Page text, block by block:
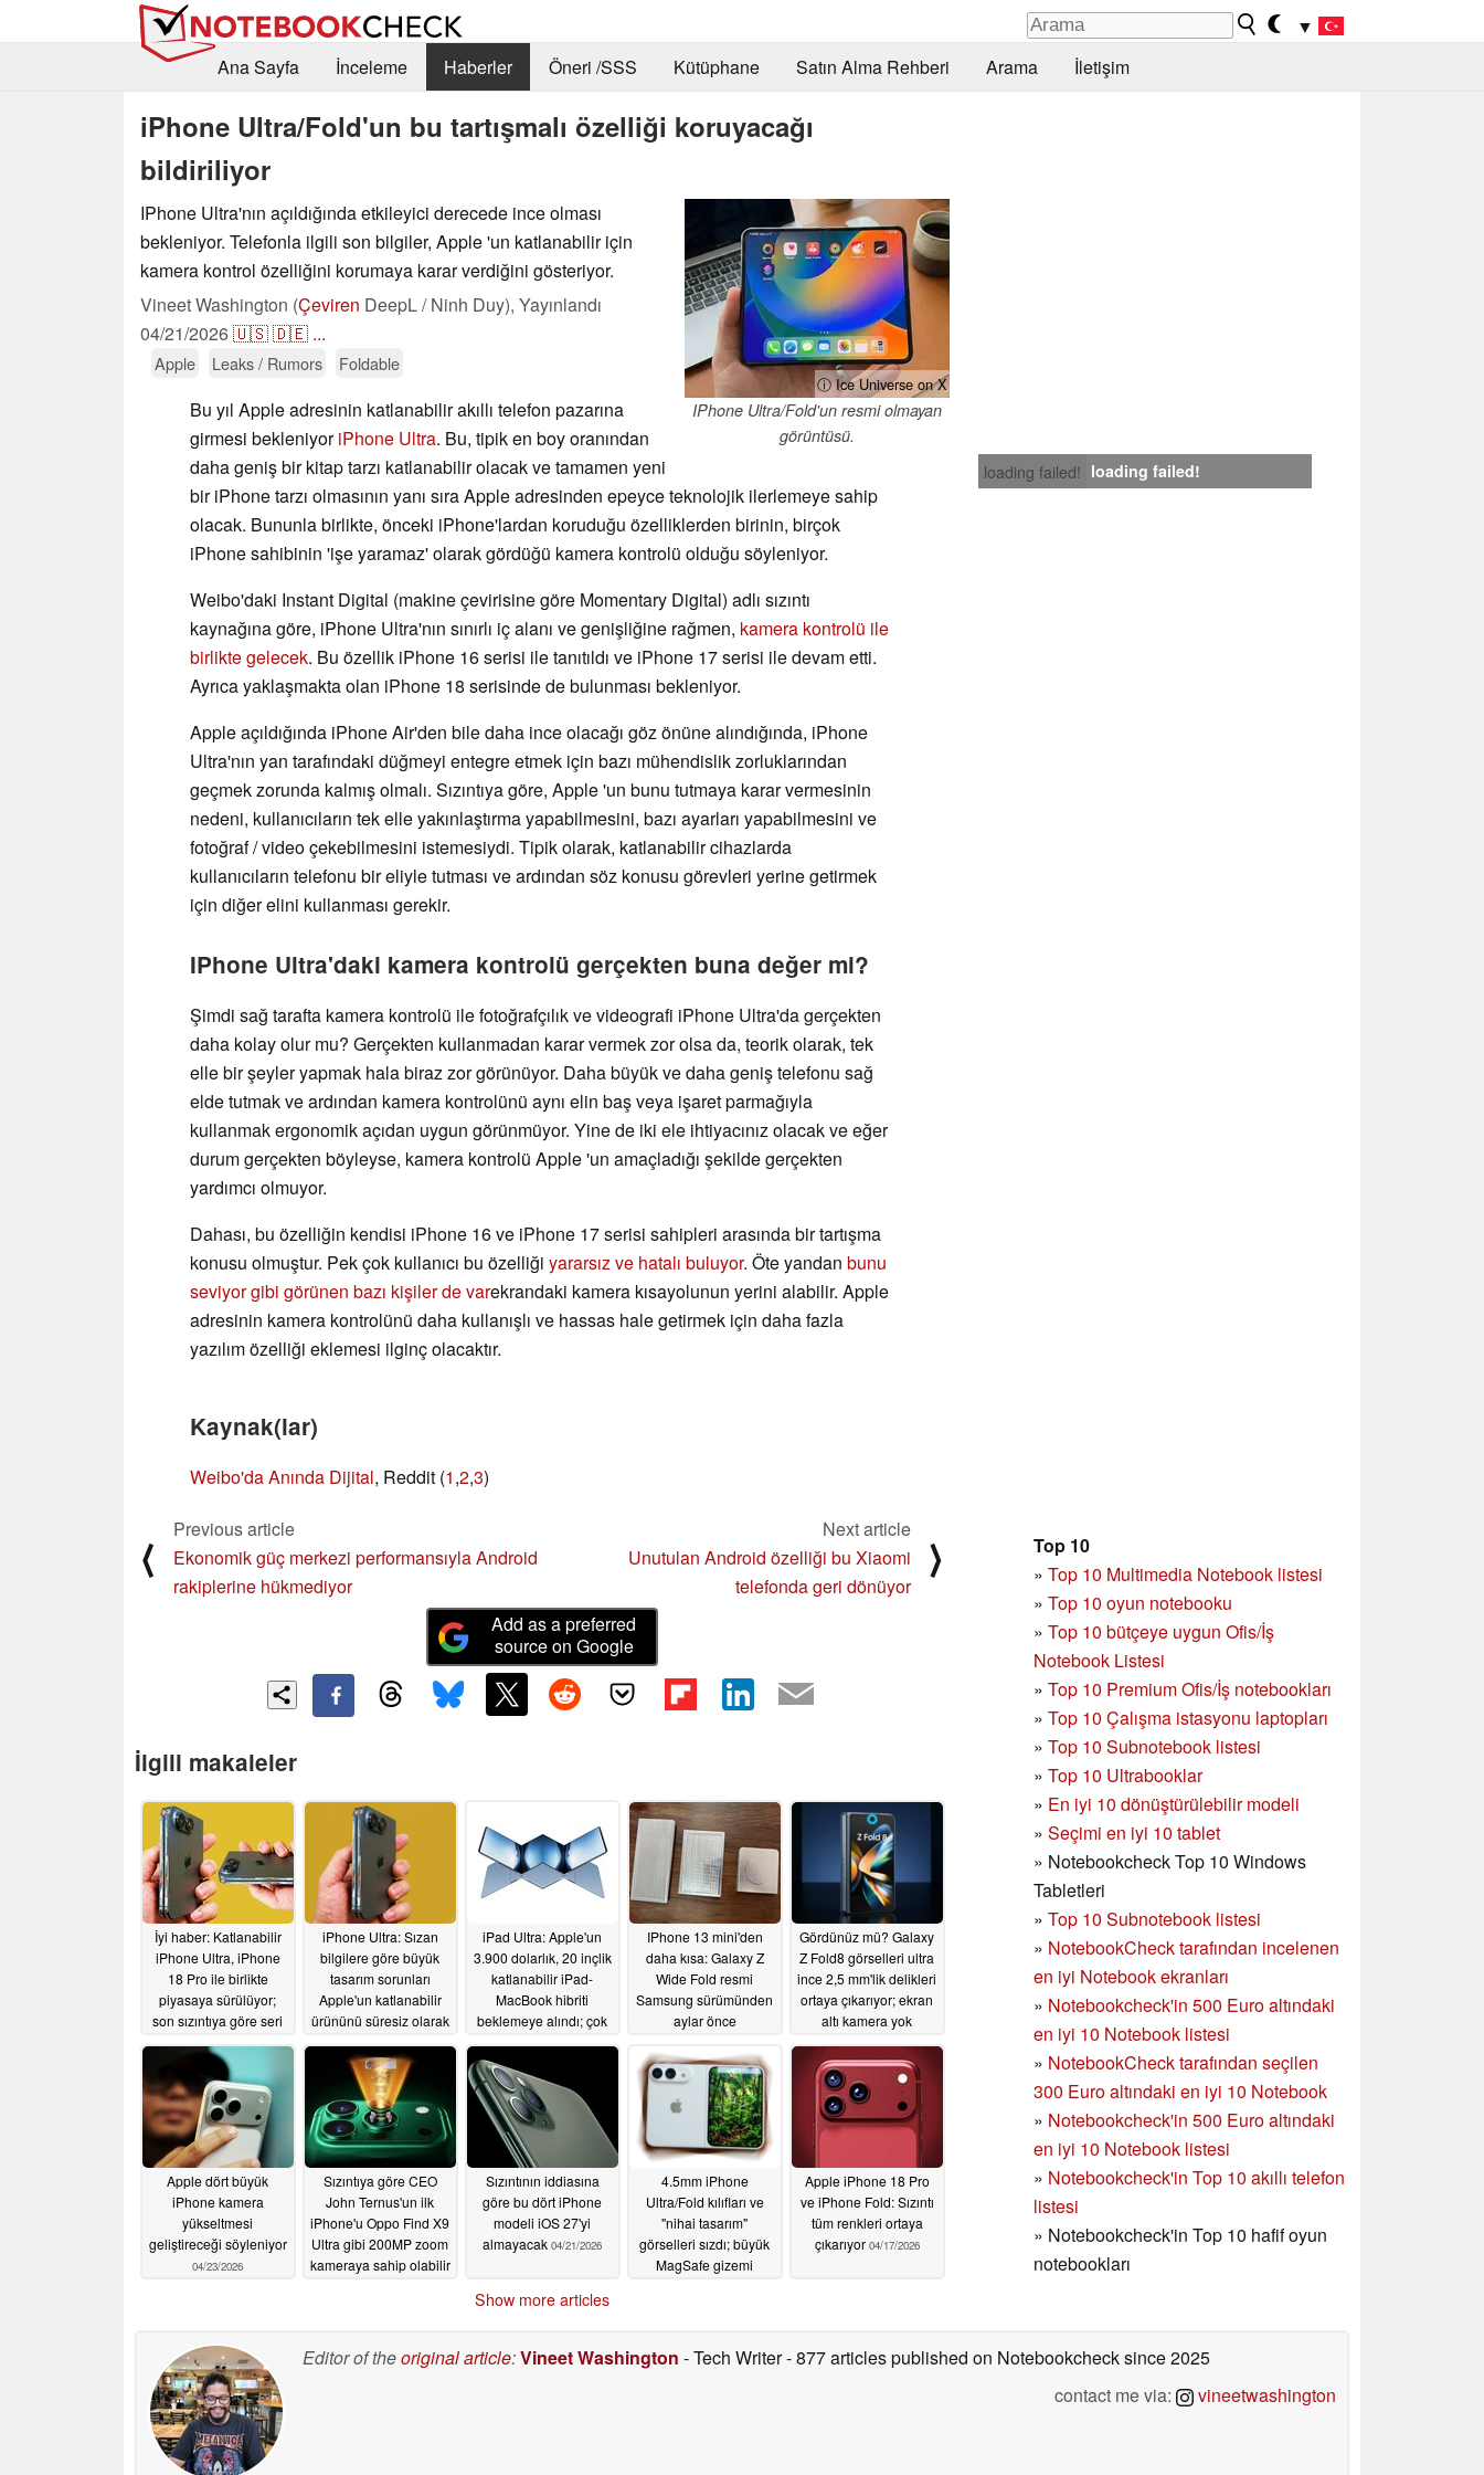
▼
Ana Sayfa
İnceleme Haberler Öneri /SSS Kütüphane Satın Alma Rehberi Arama İletişim
iPhone Ultra/Fold'un bu tartışmalı özelliği koruyacağı
bildiriliyor
ⓘ Ice Universe on X
IPhone Ultra/Fold'un resmi olmayan
görüntüsü.
IPhone Ultra'nın açıldığında etkileyici derecede ince olması
bekleniyor. Telefonla ilgili son bilgiler, Apple 'un katlanabilir için
kamera kontrol özelliğini korumaya karar verdiğini gösteriyor.
Vineet Washington (Çeviren DeepL / Ninh Duy), Yayınlandı
04/21/2026🇺🇸🇩🇪 ...
Apple Leaks / Rumors Foldable
loading failed! loading failed!
Bu yıl Apple adresinin katlanabilir akıllı telefon pazarına
girmesi bekleniyoriPhone Ultra. Bu, tipik en boy oranından
daha geniş bir kitap tarzı katlanabilir olacak ve tamamen yeni
bir iPhone tarzı olmasının yanı sıra Apple adresinden epeyce teknolojik ilerlemeye sahip
olacak. Bununla birlikte, önceki iPhone'lardan koruduğu özelliklerden birinin, birçok
iPhone sahibinin 'işe yaramaz' olarak gördüğü kamera kontrolü olduğu söyleniyor.
Weibo'daki Instant Digital (makine çevirisine göre Momentary Digital) adlı sızıntı
kaynağına göre, iPhone Ultra'nın sınırlı iç alanı ve genişliğine rağmen, kamera kontrolü ile
birlikte gelecek. Bu özellik iPhone 16 serisi ile tanıtıldı ve iPhone 17 serisi ile devam etti.
Ayrıca yaklaşmakta olan iPhone 18 serisinde de bulunması bekleniyor.
Apple açıldığında iPhone Air'den bile daha ince olacağı göz önüne alındığında, iPhone
Ultra'nın yan tarafındaki düğmeyi entegre etmek için bazı mühendislik zorluklarından
geçmek zorunda kalmış olmalı. Sızıntıya göre, Apple 'un bunu tutmaya karar vermesinin
nedeni, kullanıcıların tek elle yakınlaştırma yapabilmesini, bazı ayarları yapabilmesini ve
fotoğraf / video çekebilmesini istemesiydi. Tipik olarak, katlanabilir cihazlarda
kullanıcıların telefonu bir eliyle tutması ve ardından söz konusu görevleri yerine getirmek
için diğer elini kullanması gerekir.
IPhone Ultra'daki kamera kontrolü gerçekten buna değer mi?
Şimdi sağ tarafta kamera kontrolü ile fotoğrafçılık ve videografi iPhone Ultra'da gerçekten
daha kolay olur mu? Gerçekten kullanmadan karar vermek zor olsa da, teorik olarak, tek
elle bir şeyler yapmak hala biraz zor görünüyor. Daha büyük ve daha geniş telefonu sağ
elde tutmak ve ardından kamera kontrolünü aynı elin baş veya işaret parmağıyla
kullanmak ergonomik açıdan uygun görünmüyor. Yine de iki ele ihtiyacınız olacak ve eğer
durum gerçekten böyleyse, kamera kontrolü Apple 'un amaçladığı şekilde gerçekten
yardımcı olmuyor.
Dahası, bu özelliğin kendisi iPhone 16 ve iPhone 17 serisi sahipleri arasında bir tartışma
konusu olmuştur. Pek çok kullanıcı bu özelliği yararsız ve hatalı buluyor. Öte yandan bunu
seviyor gibi görünen bazı kişiler de varekrandaki kamera kısayolunun yerini alabilir. Apple
adresinin kamera kontrolünü daha kullanışlı ve hassas hale getirmek için daha fazla
yazılım özelliği eklemesi ilginç olacaktır.
Kaynak(lar)
Weibo'da Anında Dijital, Reddit (1,2,3)
Top 10
» Top 10 Multimedia Notebook listesi
» Top 10 oyun notebooku
» Top 10 bütçeye uygun Ofis/İş
Notebook Listesi
» Top 10 Premium Ofis/İş notebookları
» Top 10 Çalışma istasyonu laptopları
» Top 10 Subnotebook listesi
» Top 10 Ultrabooklar
» En iyi 10 dönüştürülebilir modeli
» Seçimi en iyi 10 tablet
» Notebookcheck Top 10 Windows
Tabletleri
» Top 10 Subnotebook listesi
» NotebookCheck tarafından incelenen
en iyi Notebook ekranları
» Notebookcheck'in 500 Euro altındaki
en iyi 10 Notebook listesi
» NotebookCheck tarafından seçilen
300 Euro altındaki en iyi 10 Notebook
» Notebookcheck'in 500 Euro altındaki
en iyi 10 Notebook listesi
» Notebookcheck'in Top 10 akıllı telefon
listesi
» Notebookcheck'in Top 10 hafif oyun
notebookları
⟨
Previous article
Ekonomik güç merkezi performansıyla Android
rakiplerine hükmediyor
Next article
Unutulan Android özelliği bu Xiaomi
telefonda geri dönüyor
⟩
Add as a preferred
source on Google
İlgili makaleler
İyi haber: Katlanabilir
iPhone Ultra, iPhone
18 Pro ile birlikte
piyasaya sürülüyor;
son sızıntıya göre seri
05/20/2026
iPhone Ultra: Sızan
bilgilere göre büyük
tasarım sorunları
Apple'un katlanabilir
ürününü süresiz olarak
05/17/2026
iPad Ultra: Apple'un
3.900 dolarlık, 20 inçlik
katlanabilir iPad-
MacBook hibriti
beklemeye alındı; çok
04/30/2026
IPhone 13 mini'den
daha kısa: Galaxy Z
Wide Fold resmi
Samsung sürümünden
aylar önce
Gördünüz mü? Galaxy
Z Fold8 görselleri ultra
ince 2,5 mm'lik delikleri
ortaya çıkarıyor; ekran
altı kamera yok
04/25/2026
Apple dört büyük
iPhone kamera
yükseltmesi
geliştireceği söyleniyor
04/23/2026
Sızıntıya göre CEO
John Ternus'un ilk
iPhone'u Oppo Find X9
Ultra gibi 200MP zoom
kameraya sahip olabilir
Sızıntının iddiasına
göre bu dört iPhone
modeli iOS 27'yi
almayacak 04/21/2026
4.5mm iPhone
Ultra/Fold kılıfları ve
"nihai tasarım"
görselleri sızdı; büyük
MagSafe gizemi
Apple iPhone 18 Pro
ve iPhone Fold: Sızıntı
tüm renkleri ortaya
çıkarıyor 04/17/2026
Show more articles
Editor of theoriginal article:Vineet Washington - Tech Writer- 877 articles published on Notebookchecksince 2025
contact me via:
vineetwashington